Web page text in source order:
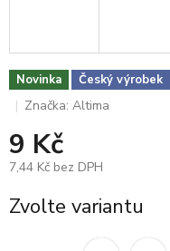
Novinka Český výrobek
Značka: Altima
9 Kč
7,44 Kč bez DPH
cena:
Zvolte variantu